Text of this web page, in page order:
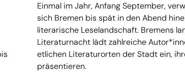
Einmal im Jahr, Anfang September,
sich Bremen bis spät in den Abend
literarische Leselandschaft. Bremens
Literaturnacht lädt zahlreiche
etlichen Literaturorten der Stadt ein,
präsentieren.